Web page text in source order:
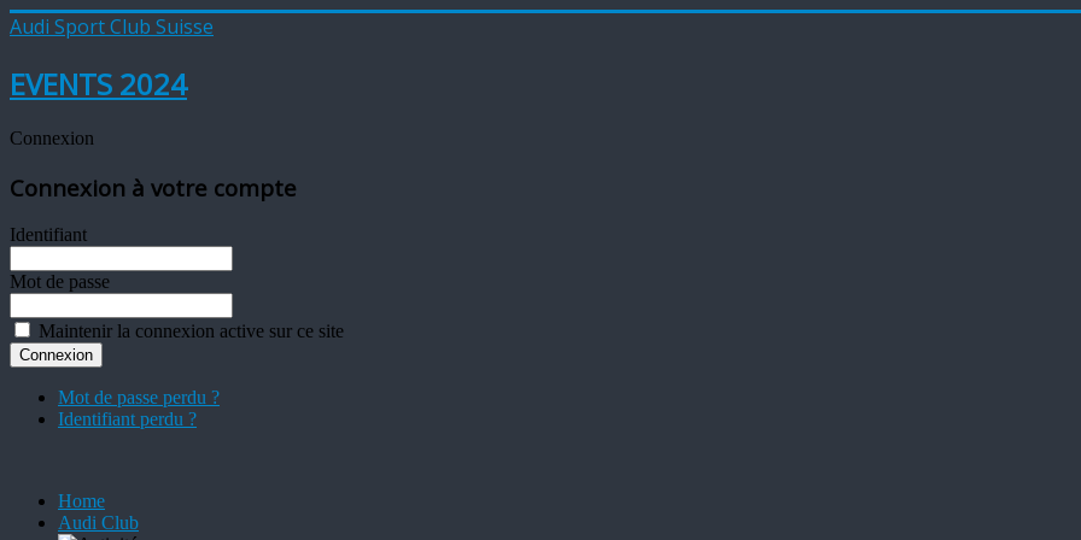
Audi Sport Club Suisse
EVENTS 2024
Connexion
Connexion à votre compte
Identifiant
Mot de passe
Maintenir la connexion active sur ce site
Mot de passe perdu ?
Identifiant perdu ?
Home
Audi Club